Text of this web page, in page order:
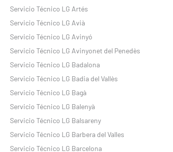
Servicio Técnico LG Artés
Servicio Técnico LG Avià
Servicio Técnico LG Avinyó
Servicio Técnico LG Avinyonet del Penedès
Servicio Técnico LG Badalona
Servicio Técnico LG Badia del Vallès
Servicio Técnico LG Bagà
Servicio Técnico LG Balenyà
Servicio Técnico LG Balsareny
Servicio Técnico LG Barbera del Valles
Servicio Técnico LG Barcelona